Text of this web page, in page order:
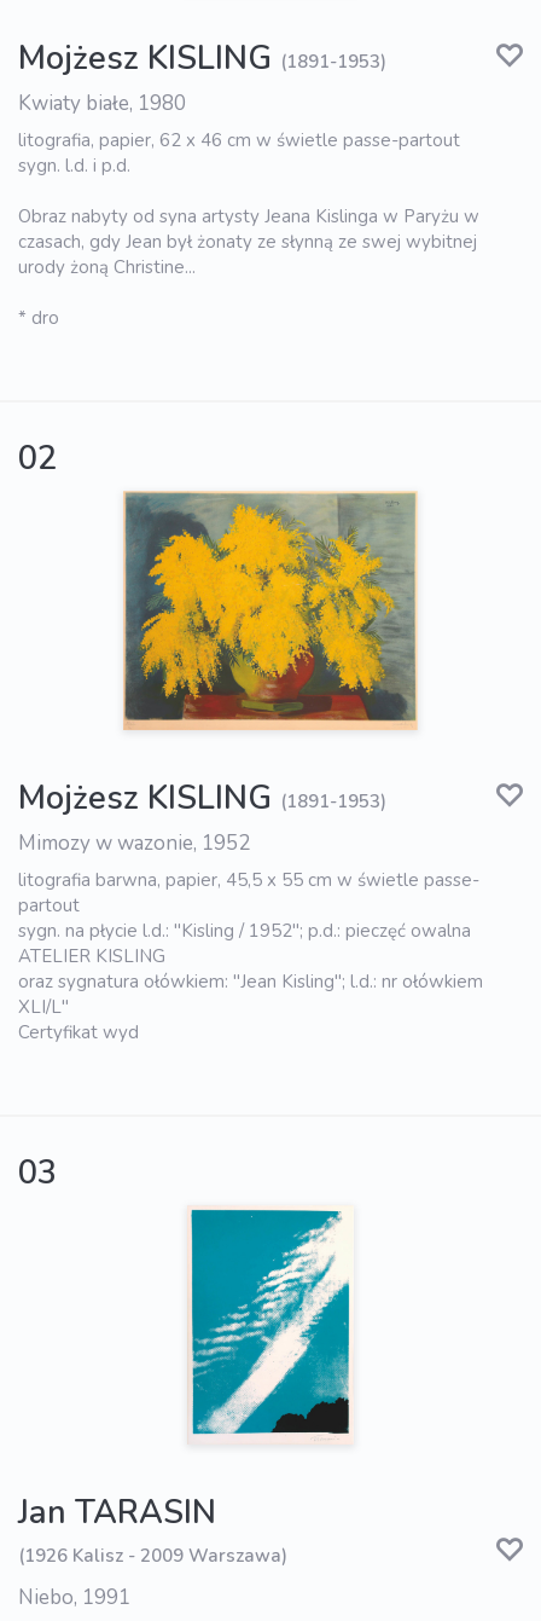
Mojżesz KISLING (1891-1953)
Kwiaty białe, 1980
litografia, papier, 62 x 46 cm w świetle passe-partout
sygn. l.d. i p.d.
Obraz nabyty od syna artysty Jeana Kislinga w Paryżu w
czasach, gdy Jean był żonaty ze słynną ze swej wybitnej
urody żoną Christine...
* dro
02
Mojżesz KISLING (1891-1953)
Mimozy w wazonie, 1952
litografia barwna, papier, 45,5 x 55 cm w świetle passe-
partout
sygn. na płycie l.d.: "Kisling / 1952"; p.d.: pieczęć owalna
ATELIER KISLING
oraz sygnatura ołówkiem: "Jean Kisling"; l.d.: nr ołówkiem
XLI/L"
Certyfikat wyd
03
Jan TARASIN
(1926 Kalisz - 2009 Warszawa)
Niebo, 1991